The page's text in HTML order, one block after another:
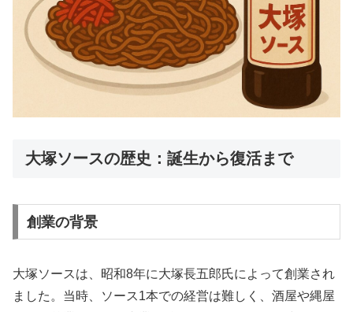
大塚ソースの歴史：誕生から復活まで
創業の背景
大塚ソースは、昭和8年に大塚長五郎氏によって創業され
ました。当時、ソース1本での経営は難しく、酒屋や縄屋